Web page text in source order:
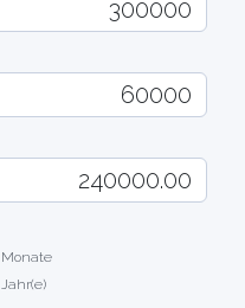
Monate
Jahr(e)